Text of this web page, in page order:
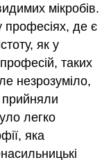
мікробів.
де є
як у
таких
незрозуміло,
легко
яка